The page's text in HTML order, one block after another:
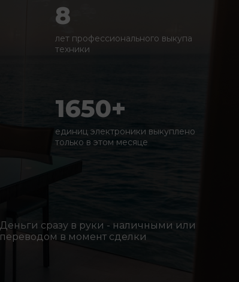
8
лет профессионального выкупа
техники
1650+
единиц электроники выкуплено
только в этом месяце
Деньги сразу в руки - наличными или
переводом в момент сделки